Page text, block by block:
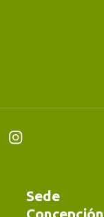
Instagram
Sede
Concepción